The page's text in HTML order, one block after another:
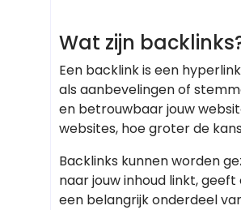
Wat zijn
Een backlink is een
als aanbevelingen of
en betrouwbaar jouw
websites, hoe groter de
Backlinks kunnen worden
naar jouw inhoud linkt,
een belangrijk onderdeel